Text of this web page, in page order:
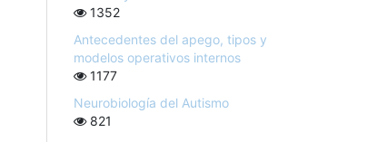
1352
Antecedentes del apego, tipos y
modelos operativos internos
1177
Neurobiología del Autismo
821